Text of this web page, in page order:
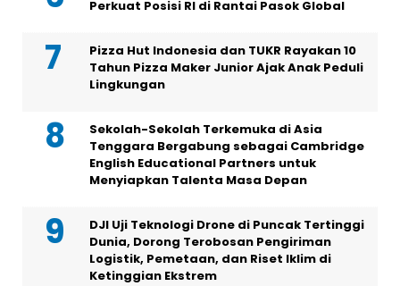
Perkuat Posisi RI di Rantai Pasok Global
Pizza Hut Indonesia dan TUKR Rayakan 10
Tahun Pizza Maker Junior Ajak Anak Peduli
Lingkungan
Sekolah-Sekolah Terkemuka di Asia
Tenggara Bergabung sebagai Cambridge
English Educational Partners untuk
Menyiapkan Talenta Masa Depan
DJI Uji Teknologi Drone di Puncak Tertinggi
Dunia, Dorong Terobosan Pengiriman
Logistik, Pemetaan, dan Riset Iklim di
Ketinggian Ekstrem